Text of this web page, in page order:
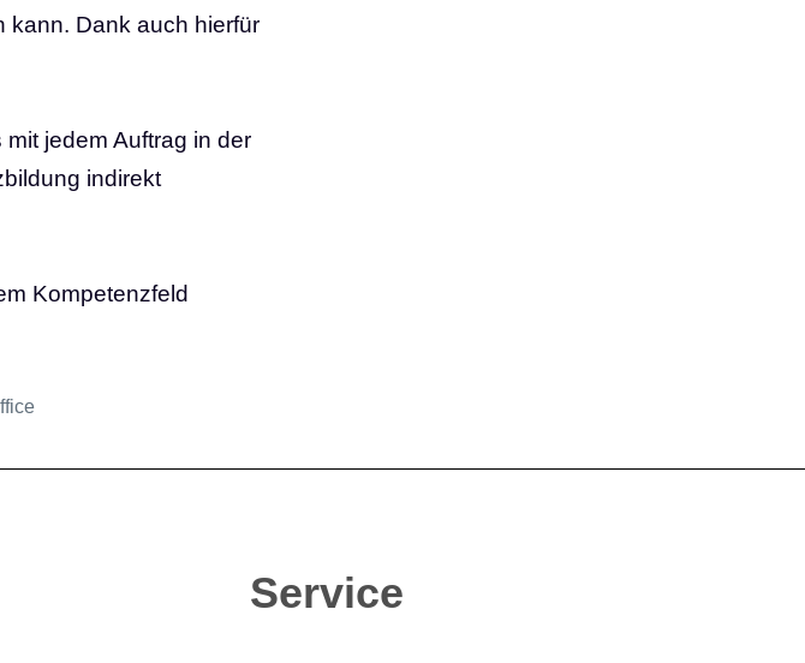
kann. Dank auch hierfür
jedem Auftrag in der
indirekt
Kompetenzfeld
Service